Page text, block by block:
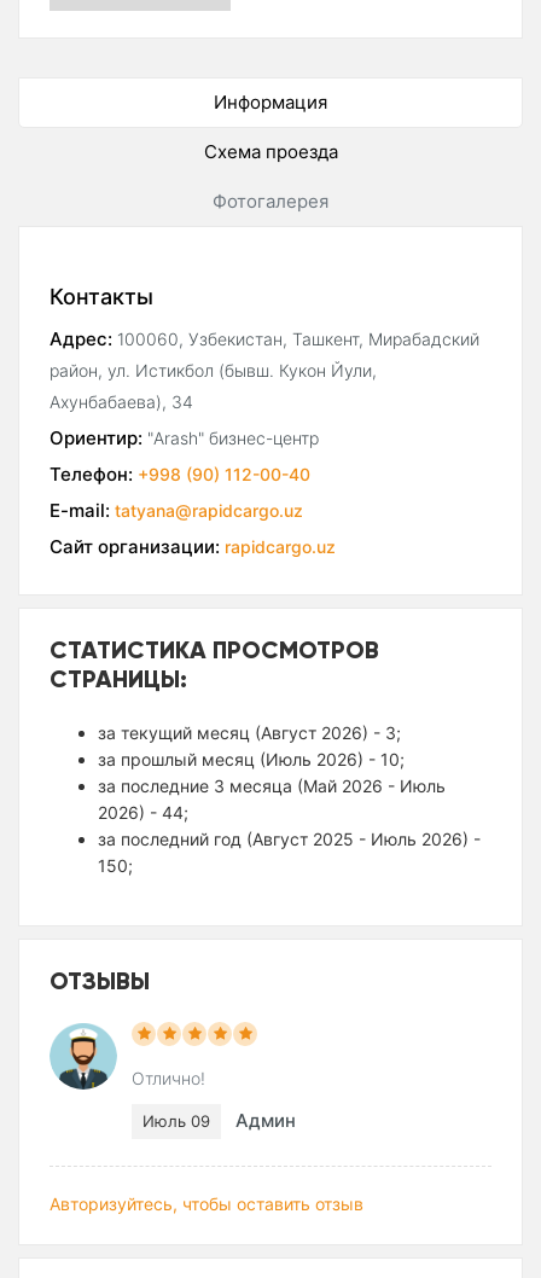
Информация
Схема проезда
Фотогалерея
Контакты
Адрес: 100060, Узбекистан, Ташкент, Мирабадский
район, ул. Истикбол (бывш. Кукон Йули,
Ахунбабаева), 34
Ориентир: "Arash" бизнес-центр
Телефон: +998 (90) 112-00-40
E-mail: tatyana@rapidcargo.uz
Сайт организации: rapidcargo.uz
СТАТИСТИКА ПРОСМОТРОВ
СТРАНИЦЫ:
за текущий месяц (Август 2026) - 3;
за прошлый месяц (Июль 2026) - 10;
за последние 3 месяца (Май 2026 - Июль
2026) - 44;
за последний год (Август 2025 - Июль 2026) -
150;
ОТЗЫВЫ
Отлично!
Июль 09 Админ
Авторизуйтесь, чтобы оставить отзыв